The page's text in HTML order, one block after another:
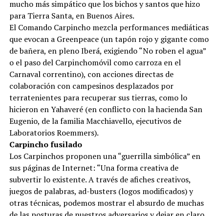
mucho más simpático que los bichos y santos que hizo
para Tierra Santa, en Buenos Aires.
El Comando Carpincho mezcla performances mediáticas
que evocan a Greenpeace (un tapón rojo y gigante como
de bañera, en pleno Iberá, exigiendo “No roben el agua”
o el paso del Carpinchomóvil como carroza en el
Carnaval correntino), con acciones directas de
colaboración con campesinos desplazados por
terratenientes para recuperar sus tierras, como lo
hicieron en Yahaveré (en conflicto con la hacienda San
Eugenio, de la familia Macchiavello, ejecutivos de
Laboratorios Roemmers).
Carpincho fusilado
Los Carpinchos proponen una “guerrilla simbólica” en
sus páginas de Internet: “Una forma creativa de
subvertir lo existente. A través de afiches creativos,
juegos de palabras, ad-busters (logos modificados) y
otras técnicas, podemos mostrar el absurdo de muchas